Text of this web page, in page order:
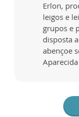
Erlon,
leigos e
grupos e
disposta
abençoe